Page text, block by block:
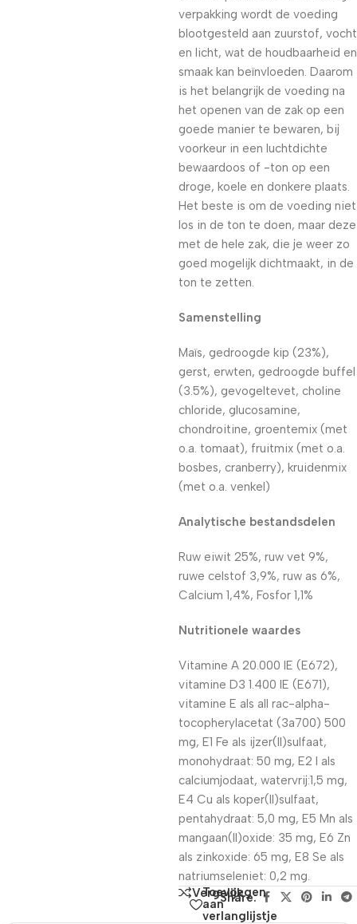
verpakking wordt de voeding
blootgesteld aan zuurstof, vocht
en licht, wat de houdbaarheid en
smaak kan beïnvloeden. Daarom
is het belangrijk de voeding na
het openen van de zak op een
goede manier te bewaren, bij
voorkeur in een luchtdichte
bewaardoos of -ton op een
droge, koele en donkere plaats.
Het beste is om de voeding niet
los in de ton te doen, maar deze
met de hele zak, die je weer zo
goed mogelijk dichtmaakt, in de
ton te zetten.
Samenstelling
Maïs, gedroogde kip (23%),
gerst, erwten, gedroogde buffel
(3.5%), gevogeltevet, choline
chloride, glucosamine,
chondroitine, groentemix (met
o.a. tomaat), fruitmix (met o.a.
bosbes, cranberry), kruidenmix
(met o.a. venkel)
Analytische bestandsdelen
Ruw eiwit 25%, ruw vet 9%,
ruwe celstof 3,9%, ruw as 6%,
Calcium 1,4%, Fosfor 1,1%
Nutritionele waardes
Vitamine A 20.000 IE (E672),
vitamine D3 1.400 IE (E671),
vitamine E als all rac-alpha-
tocopherylacetat (3a700) 500
mg, E1 Fe als ijzer(II)sulfaat,
monohydraat: 50 mg, E2 I als
calciumjodaat, watervrij:1,5 mg,
E4 Cu als koper(II)sulfaat,
pentahydraat: 5,0 mg, E5 Mn als
mangaan(II)oxide: 35 mg, E6 Zn
als zinkoxide: 65 mg, E8 Se als
natriumseleniet: 0,2 mg.
Vergelijk
Toevoegen
aan
verlanglijstje
Share: